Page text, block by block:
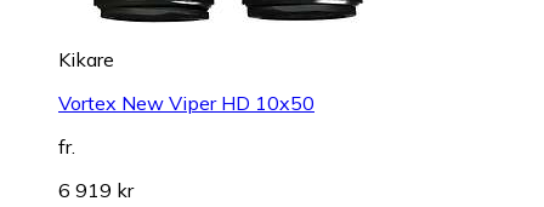
Kikare
Vortex New Viper HD 10x50
fr.
6 919 kr